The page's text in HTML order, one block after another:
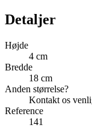
Detaljer
Højde
4 cm
Bredde
18 cm
Anden størrelse?
Kontakt os
Reference
141